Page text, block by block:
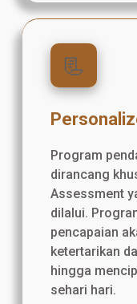
📃
Program
dirancang
Assessment
dilalui.
pencapaian
ketertarikan
hingga
sehari hari.